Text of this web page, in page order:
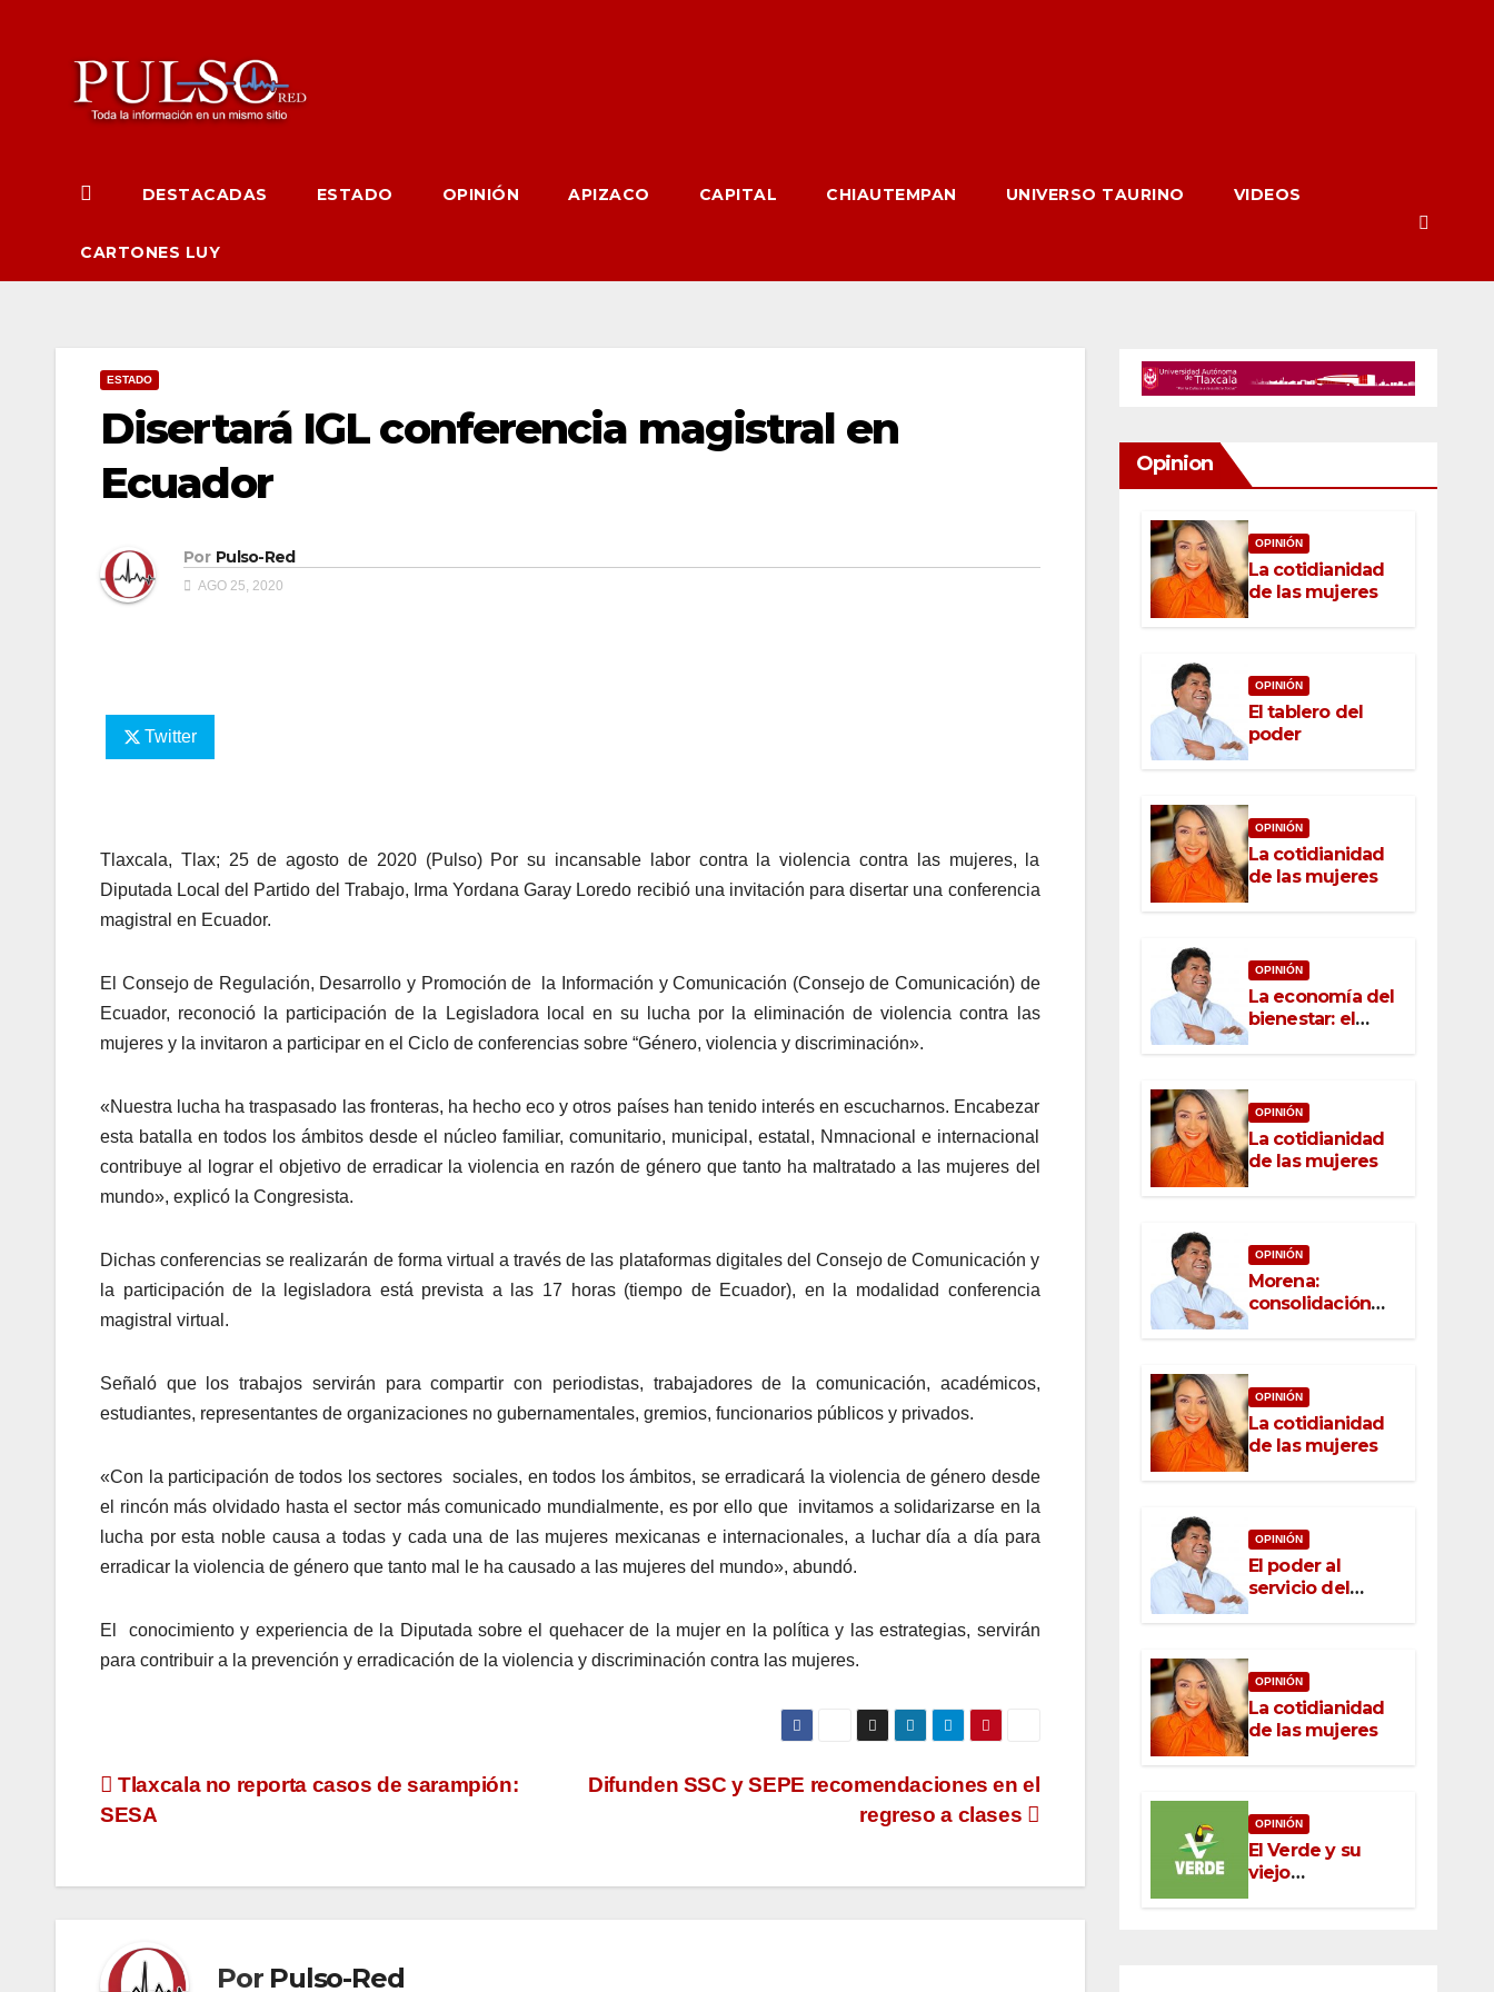
DESTACADAS ESTADO OPINIÓN APIZACO CAPITAL CHIAUTEMPAN UNIVERSO TAURINO VIDEOS
CARTONES LUY
ESTADO
Disertará IGL conferencia magistral en
Ecuador
Por Pulso-Red
AGO 25, 2020
Twitter
Tlaxcala, Tlax; 25 de agosto de 2020 (Pulso) Por su incansable labor contra la violencia contra las mujeres, la
Diputada Local del Partido del Trabajo, Irma Yordana Garay Loredo recibió una invitación para disertar una conferencia
magistral en Ecuador.
El Consejo de Regulación, Desarrollo y Promoción de la Información y Comunicación (Consejo de Comunicación) de
Ecuador, reconoció la participación de la Legisladora local en su lucha por la eliminación de violencia contra las
mujeres y la invitaron a participar en el Ciclo de conferencias sobre “Género, violencia y discriminación».
«Nuestra lucha ha traspasado las fronteras, ha hecho eco y otros países han tenido interés en escucharnos. Encabezar
esta batalla en todos los ámbitos desde el núcleo familiar, comunitario, municipal, estatal, Nmnacional e internacional
contribuye al lograr el objetivo de erradicar la violencia en razón de género que tanto ha maltratado a las mujeres del
mundo», explicó la Congresista.
Dichas conferencias se realizarán de forma virtual a través de las plataformas digitales del Consejo de Comunicación y
la participación de la legisladora está prevista a las 17 horas (tiempo de Ecuador), en la modalidad conferencia
magistral virtual.
Señaló que los trabajos servirán para compartir con periodistas, trabajadores de la comunicación, académicos,
estudiantes, representantes de organizaciones no gubernamentales, gremios, funcionarios públicos y privados.
«Con la participación de todos los sectores sociales, en todos los ámbitos, se erradicará la violencia de género desde
el rincón más olvidado hasta el sector más comunicado mundialmente, es por ello que invitamos a solidarizarse en la
lucha por esta noble causa a todas y cada una de las mujeres mexicanas e internacionales, a luchar día a día para
erradicar la violencia de género que tanto mal le ha causado a las mujeres del mundo», abundó.
El conocimiento y experiencia de la Diputada sobre el quehacer de la mujer en la política y las estrategias, servirán
para contribuir a la prevención y erradicación de la violencia y discriminación contra las mujeres.
Navegación
entradas
Difunden SSC y SEPE recomendaciones en el
regreso a clases
Tlaxcala no reporta casos de sarampión:
SESA
Por Pulso-Red
Opinion
OPINIÓN
La cotidianidad
de las mujeres
OPINIÓN
El tablero del
poder
OPINIÓN
La cotidianidad
de las mujeres
OPINIÓN
La economía del
bienestar: el
nuevo rostro del
OPINIÓN
La cotidianidad
de las mujeres
OPINIÓN
Morena:
consolidación
con raíz, rumbo
OPINIÓN
La cotidianidad
de las mujeres
OPINIÓN
El poder al
servicio del
pueblo: la nueva
México
OPINIÓN
La cotidianidad
de las mujeres
OPINIÓN
El Verde y su
viejo
oportunismo